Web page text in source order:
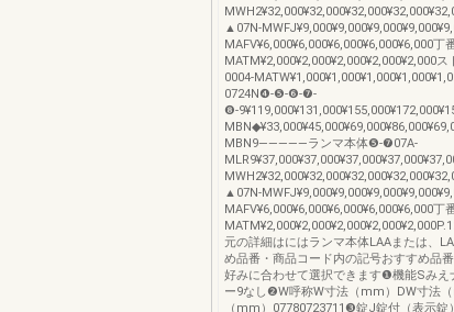
▲07N-
MAFV¥6,000¥6,000¥6,000¥6,000¥6,000丁
MATM¥2,000¥2,000¥2,000¥2,000¥2,000
0004-
0724N❹-❺-❻-❼-
❽-
MBN9―――――ランマ本体❺-❼07A-
▲07N-
MAFV¥6,000¥6,000¥6,000¥6,000¥6,000丁
元の詳細はにはランマ本体LAAまたは、
め品番・商品コード内の記号おすすめ品
好みに合わせて選択できます❶機能Sみえ
ー9なし❷W呼称W寸法（mm）DW寸法
（mm）07780723711❸錠J錠付（表示